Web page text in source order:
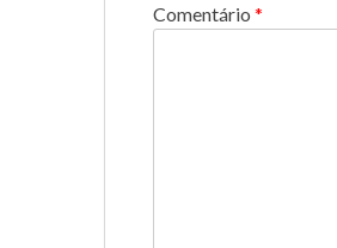
Comentário *